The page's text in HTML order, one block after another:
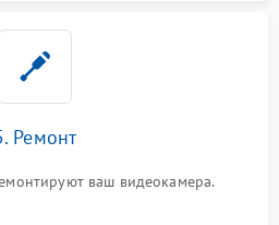
Ремонт
ваш видеокамера.